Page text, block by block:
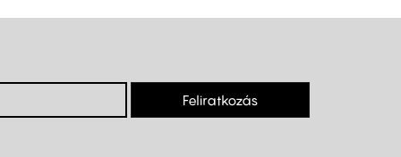
Feliratkozás